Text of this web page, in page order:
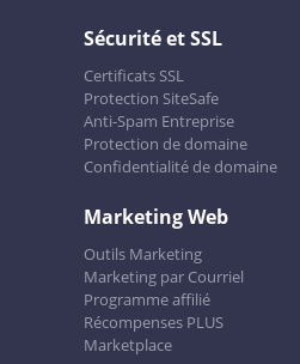
Sécurité et SSL
Certificats SSL
Protection SiteSafe
Anti-Spam Entreprise
Protection de domaine
Confidentialité de domaine
Marketing Web
Outils Marketing
Marketing par Courriel
Programme affilié
Récompenses PLUS
Marketplace